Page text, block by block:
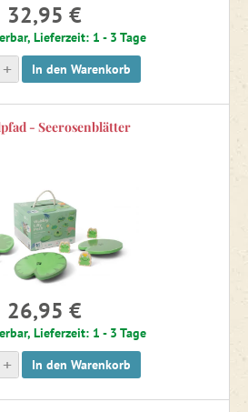
und Spielgeräte für das Kinderzimmer
32,95 €
Lieferzeit: 1 - 3 Tage
+ In den Warenkorb
- Seerosenblätter
26,95 €
Lieferzeit: 1 - 3 Tage
+ In den Warenkorb